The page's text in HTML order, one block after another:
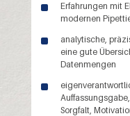
Erfahrungen mit
modernen
analytische,
eine gute
Datenmengen
Sorgfalt,